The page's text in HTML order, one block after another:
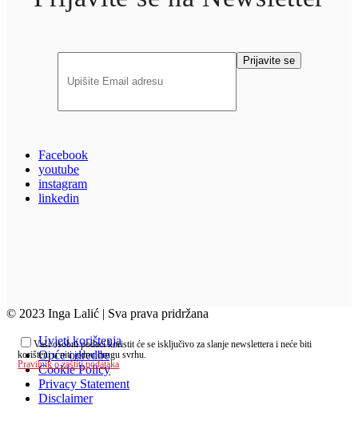
Vaši osobni podaci koristit će se isključivo za slanje newslettera i neće biti
korišteni u niti jednu drugu svrhu.
Pravilnik o zaštiti podataka
Facebook
youtube
instagram
linkedin
© 2023 Inga Lalić | Sva prava pridržana
Uvjeti korištenja
Opće odredbe
Cookie Policy
Privacy Statement
Disclaimer